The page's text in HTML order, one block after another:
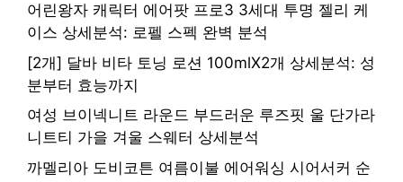
어린왕자 캐릭터 에어팟 프로3 3세대 투명 젤리 케
이스 상세분석: 로펠 스펙 완벽 분석
[2개] 달바 비타 토닝 로션 100mlX2개 상세분석: 성
분부터 효능까지
여성 브이넥니트 라운드 부드러운 루즈핏 울 단가라
니트티 가을 겨울 스웨터 상세분석
까멜리아 도비코튼 여름이불 에어워싱 시어서커 순